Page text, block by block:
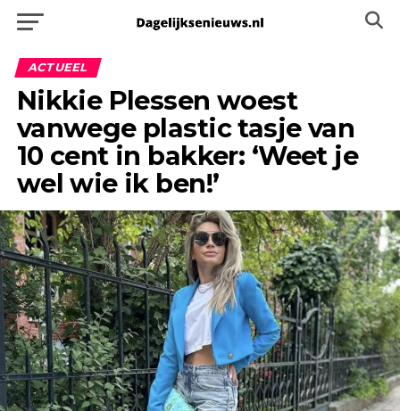
ACTUEEL
Nikkie Plessen woest
vanwege plastic tasje van
10 cent in bakker: ‘Weet je
wel wie ik ben!’